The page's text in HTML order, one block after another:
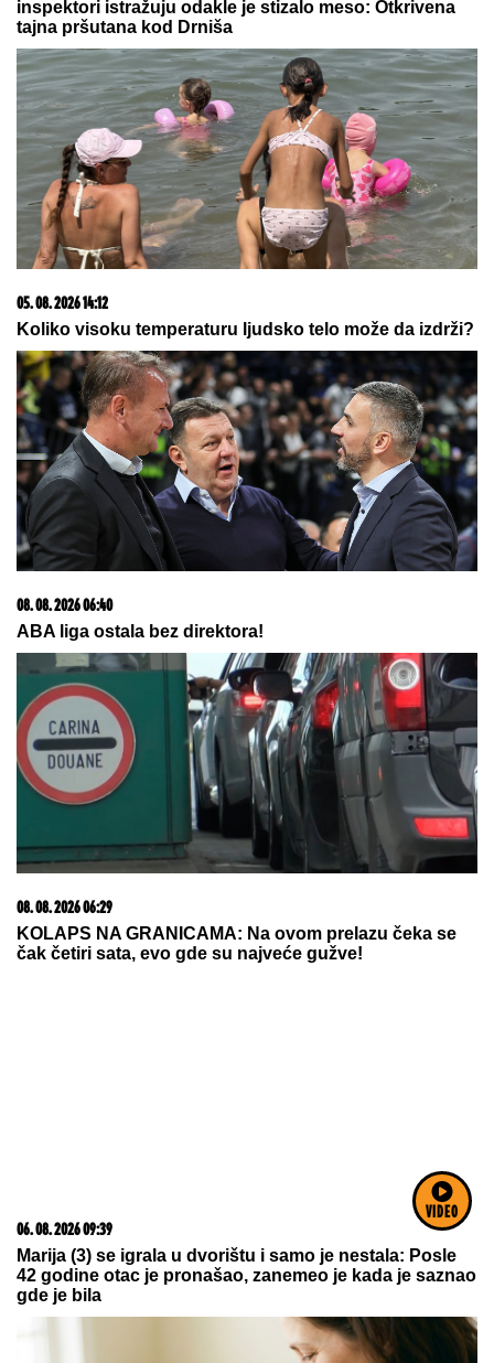
VIDEO
06. 08. 2026 07:08
kompletan spisak destinacija u Srbiji
07. 08. 2026 09:14
Сазнања „Политике”: Црна Гора следећа у војном
савезу Загреба, Тиране и Приштине
08. 08. 2026 06:42
PONOVO ZGROZIO SVET! Novi skandal Đanija
Infantina